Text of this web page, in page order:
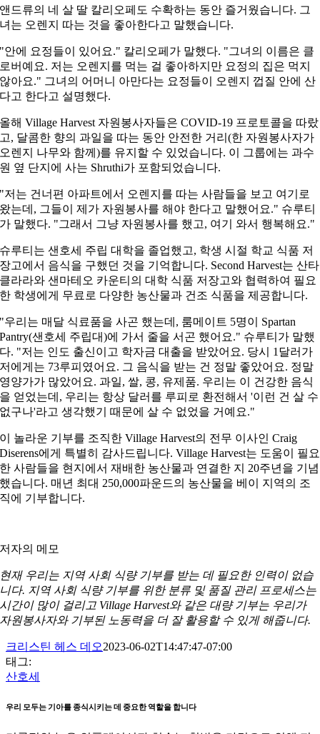
앤드류의 네 살 딸 칼리오페도 수확하는 동안 즐거웠습니다. 그
녀는 오렌지 따는 것을 좋아한다고 말했습니다.
"안에 요정들이 있어요." 칼리오페가 말했다. "그녀의 이름은 클
로버예요. 저는 오렌지를 먹는 걸 좋아하지만 요정의 집은 먹지
않아요." 그녀의 어머니 아만다는 요정들이 오렌지 껍질 안에 산
다고 한다고 설명했다.
올해 Village Harvest 자원봉사자들은 COVID-19 프로토콜을 따랐
고, 달콤한 향의 과일을 따는 동안 안전한 거리(한 자원봉사자가
오렌지 나무와 함께)를 유지할 수 있었습니다. 이 그룹에는 과수
원 옆 단지에 사는 Shruthi가 포함되었습니다.
"저는 건너편 아파트에서 오렌지를 따는 사람들을 보고 여기로
왔는데, 그들이 제가 자원봉사를 해야 한다고 말했어요." 슈루티
가 말했다. "그래서 그냥 자원봉사를 했고, 여기 와서 행복해요."
슈루티는 샌호세 주립 대학을 졸업했고, 학생 시절 학교 식품 저
장고에서 음식을 구했던 것을 기억합니다. Second Harvest는 산타
클라라와 샌마테오 카운티의 대학 식품 저장고와 협력하여 필요
한 학생에게 무료로 다양한 농산물과 건조 식품을 제공합니다.
"우리는 매달 식료품을 사곤 했는데, 룸메이트 5명이 Spartan
Pantry(샌호세 주립대)에 가서 줄을 서곤 했어요." 슈루티가 말했
다. "저는 인도 출신이고 학자금 대출을 받았어요. 당시 1달러가
저에게는 73루피였어요. 그 음식을 받는 건 정말 좋았어요. 정말
영양가가 많았어요. 과일, 쌀, 콩, 유제품. 우리는 이 건강한 음식
을 얻었는데, 우리는 항상 달러를 루피로 환전해서 '이런 건 살 수
없구나'라고 생각했기 때문에 살 수 없었을 거예요."
이 놀라운 기부를 조직한 Village Harvest의 전무 이사인 Craig
Diserens에게 특별히 감사드립니다. Village Harvest는 도움이 필요
한 사람들을 현지에서 재배한 농산물과 연결한 지 20주년을 기념
했습니다. 매년 최대 250,000파운드의 농산물을 베이 지역의 조
직에 기부합니다.
저자의 메모
현재 우리는 지역 사회 식량 기부를 받는 데 필요한 인력이 없습
니다. 지역 사회 식량 기부를 위한 분류 및 품질 관리 프로세스는
시간이 많이 걸리고 Village Harvest와 같은 대량 기부는 우리가
자원봉사자와 기부된 노동력을 더 잘 활용할 수 있게 해줍니다.
크리스틴 헤스 데오2023-06-02T14:47:47-07:00
태그:
산호세
우리 모두는 기아를 종식시키는 데 중요한 역할을 합니다